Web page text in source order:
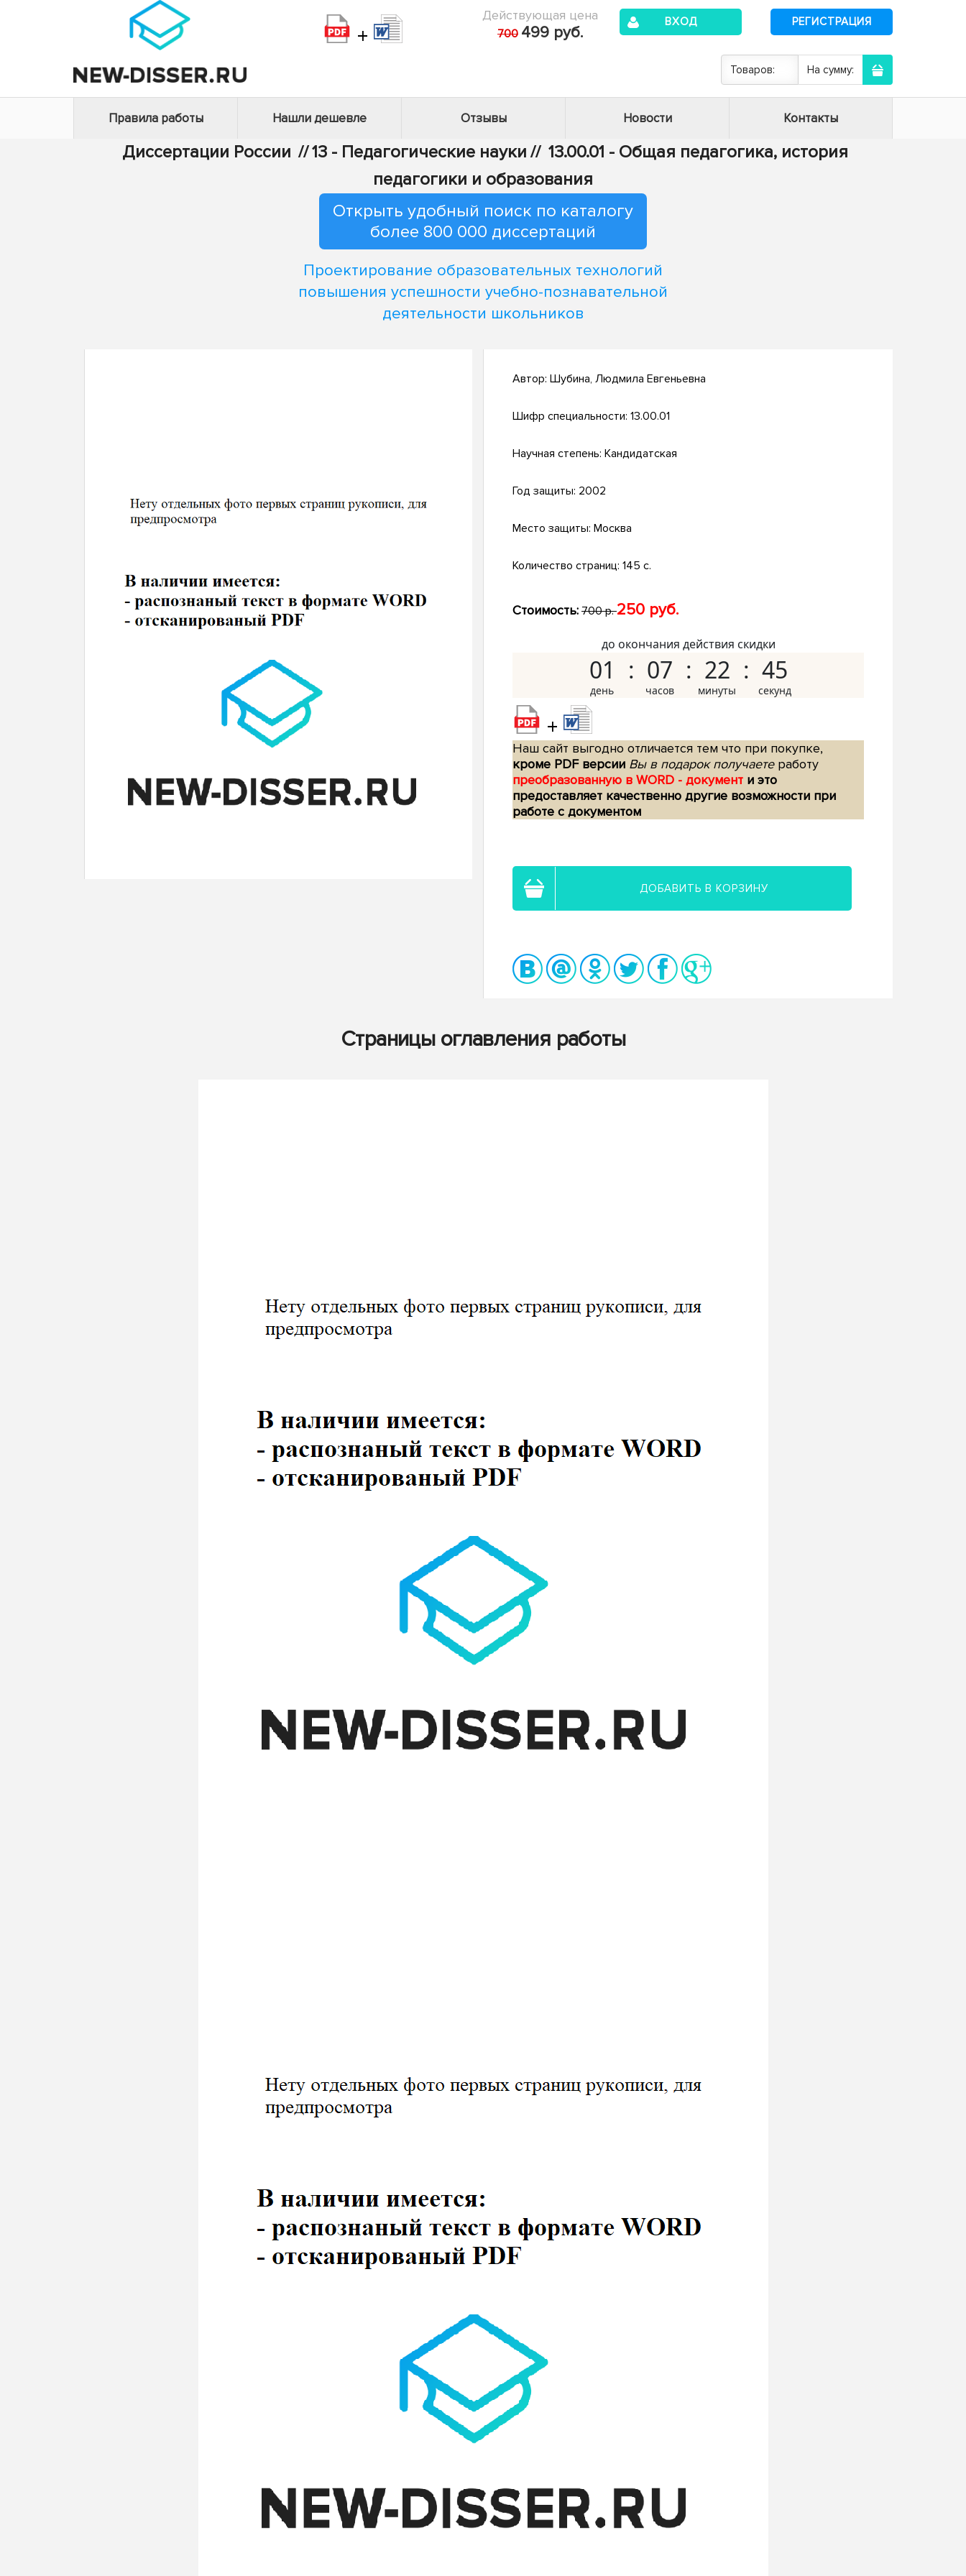
+
Действующая цена
700 499 руб.
ВХОД РЕГИСТРАЦИЯ
Товаров: На сумму:
Правила работы Нашли дешевле Отзывы Новости Контакты
Диссертации России //13 - Педагогические науки // 13.00.01 - Общая педагогика, история
педагогики и образования
Открыть удобный поиск по каталогу
более 800 000 диссертаций
Проектирование образовательных технологий
повышения успешности учебно-познавательной
деятельности школьников
Автор: Шубина, Людмила Евгеньевна
Шифр специальности: 13.00.01
Научная степень: Кандидатская
Год защиты: 2002
Место защиты: Москва
Количество страниц: 145 с.
Стоимость: 700 р.250 руб.
до окончания действия скидки
01 07 22 44
+
Наш сайт выгодно отличается тем что при покупке,
кроме PDF версии Вы в подарок получаетеработу
преобразованную в WORD - документ и это
предоставляет качественно другие возможности при
работе с документом
ДОБАВИТЬ В КОРЗИНУ
Страницы оглавления работы